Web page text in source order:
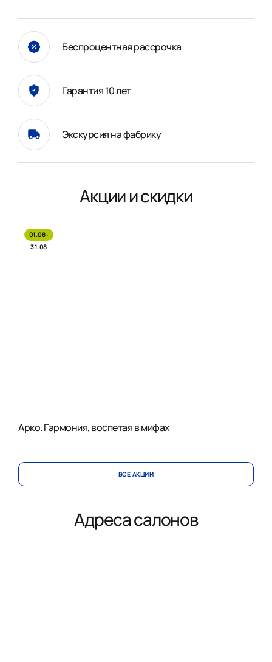
Беспроцентная рассрочка
Гарантия 10 лет
Экскурсия на фабрику
Акции и скидки
01.08-
31.08
Арко. Гармония, воспетая в мифах
ВСЕ АКЦИИ
Адреса салонов